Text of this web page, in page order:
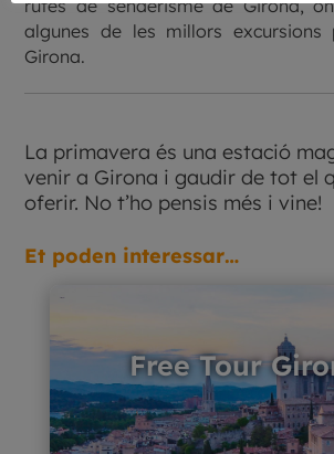
rutes de senderisme de Girona,
algunes de les millors excursions
Girona.
La primavera és una estació
venir a Girona i gaudir de tot el
oferir. No t’ho pensis més i vine!
Et poden interessar…
Free Tour